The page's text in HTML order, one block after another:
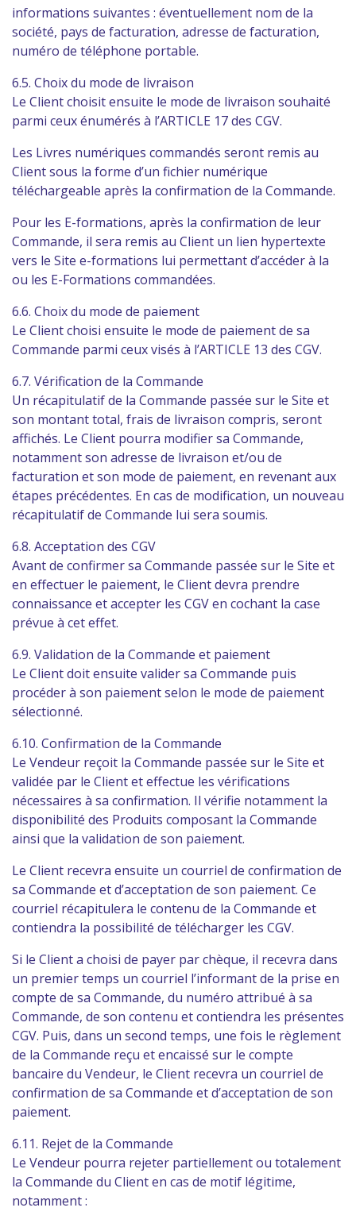
informations suivantes : éventuellement nom de la
société, pays de facturation, adresse de facturation,
numéro de téléphone portable.
6.5. Choix du mode de livraison
Le Client choisit ensuite le mode de livraison souhaité
parmi ceux énumérés à l’ARTICLE 17 des CGV.
Les Livres numériques commandés seront remis au
Client sous la forme d’un fichier numérique
téléchargeable après la confirmation de la Commande.
Pour les E-formations, après la confirmation de leur
Commande, il sera remis au Client un lien hypertexte
vers le Site e-formations lui permettant d’accéder à la
ou les E-Formations commandées.
6.6. Choix du mode de paiement
Le Client choisi ensuite le mode de paiement de sa
Commande parmi ceux visés à l’ARTICLE 13 des CGV.
6.7. Vérification de la Commande
Un récapitulatif de la Commande passée sur le Site et
son montant total, frais de livraison compris, seront
affichés. Le Client pourra modifier sa Commande,
notamment son adresse de livraison et/ou de
facturation et son mode de paiement, en revenant aux
étapes précédentes. En cas de modification, un nouveau
récapitulatif de Commande lui sera soumis.
6.8. Acceptation des CGV
Avant de confirmer sa Commande passée sur le Site et
en effectuer le paiement, le Client devra prendre
connaissance et accepter les CGV en cochant la case
prévue à cet effet.
6.9. Validation de la Commande et paiement
Le Client doit ensuite valider sa Commande puis
procéder à son paiement selon le mode de paiement
sélectionné.
6.10. Confirmation de la Commande
Le Vendeur reçoit la Commande passée sur le Site et
validée par le Client et effectue les vérifications
nécessaires à sa confirmation. Il vérifie notamment la
disponibilité des Produits composant la Commande
ainsi que la validation de son paiement.
Le Client recevra ensuite un courriel de confirmation de
sa Commande et d’acceptation de son paiement. Ce
courriel récapitulera le contenu de la Commande et
contiendra la possibilité de télécharger les CGV.
Si le Client a choisi de payer par chèque, il recevra dans
un premier temps un courriel l’informant de la prise en
compte de sa Commande, du numéro attribué à sa
Commande, de son contenu et contiendra les présentes
CGV. Puis, dans un second temps, une fois le règlement
de la Commande reçu et encaissé sur le compte
bancaire du Vendeur, le Client recevra un courriel de
confirmation de sa Commande et d’acceptation de son
paiement.
6.11. Rejet de la Commande
Le Vendeur pourra rejeter partiellement ou totalement
la Commande du Client en cas de motif légitime,
notamment :